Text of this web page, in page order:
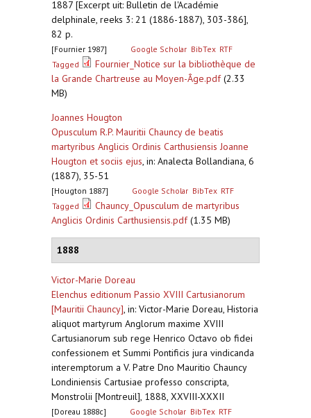
1887 [Excerpt uit: Bulletin de l'Académie
delphinale, reeks 3: 21 (1886-1887), 303-386],
82 p.
[Fournier 1987] Google Scholar BibTex RTF
Tagged
Fournier_Notice sur la bibliothèque de
la Grande Chartreuse au Moyen-Âge.pdf(2.33
MB)
Joannes Hougton
Opusculum R.P. Mauritii Chauncy de beatis
martyribus Anglicis Ordinis Carthusiensis Joanne
Hougton et sociis ejus, in: Analecta Bollandiana, 6
(1887), 35-51
[Hougton 1887] Google Scholar BibTex RTF
Tagged
Chauncy_Opusculum de martyribus
Anglicis Ordinis Carthusiensis.pdf(1.35 MB)
1888
Victor-Marie Doreau
Elenchus editionum Passio XVIII Cartusianorum
[Mauritii Chauncy], in: Victor-Marie Doreau, Historia
aliquot martyrum Anglorum maxime XVIII
Cartusianorum sub rege Henrico Octavo ob fidei
confessionem et Summi Pontificis jura vindicanda
interemptorum a V. Patre Dno Mauritio Chauncy
Londiniensis Cartusiae professo conscripta,
Monstrolii [Montreuil], 1888, XXVIII-XXXII
[Doreau 1888c] Google Scholar BibTex RTF